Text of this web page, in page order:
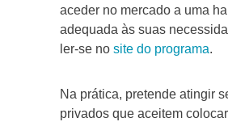
aceder no mercado a uma
adequada às suas
ler-se no site do programa.
Na prática, pretende atingir
privados que aceitem